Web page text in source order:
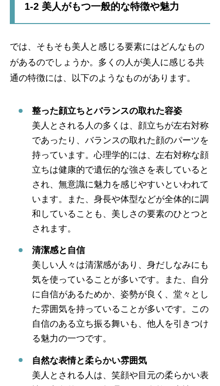
1-2 美人がもつ一般的な特徴や魅力
では、そもそも美人と感じる要素にはどんなもの
があるのでしょうか。多くの人が美人に感じる共
通の特徴には、以下のようなものがあります。
整った顔立ちとバランスの取れた容姿
美人とされる人の多くは、顔立ちが左右対称
であったり、バランスの取れた顔のパーツを
持っています。心理学的には、左右対称な顔
立ちは健康的で遺伝的な強さを表していると
され、無意識に魅力を感じやすいといわれて
います。また、身長や体型などが全体的に調
和していることも、美しさの要素のひとつと
されます。
清潔感と自信
美しい人々は清潔感があり、身だしなみにも
気を使っていることが多いです。また、自分
に自信があるためか、姿勢が良く、堂々とし
た雰囲気を持っていることが多いです。この
自信のある立ち振る舞いも、他人を引きつけ
る魅力の一つです。
自然な表情と柔らかい雰囲気
美人とされる人は、笑顔や目元の柔らかい表